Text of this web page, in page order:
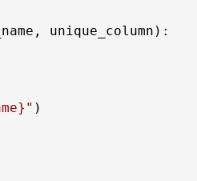
unique_column ):
" )